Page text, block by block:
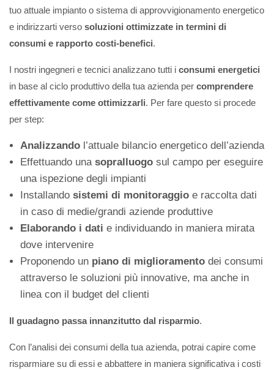
tuo attuale impianto o sistema di approvvigionamento energetico
e indirizzarti verso soluzioni ottimizzate in termini di
consumi e rapporto costi-benefici.
I nostri ingegneri e tecnici analizzano tutti i consumi energetici
in base al ciclo produttivo della tua azienda per comprendere
effettivamente come ottimizzarli. Per fare questo si procede
per step:
Analizzando l’attuale bilancio energetico dell’azienda
Effettuando una sopralluogo sul campo per eseguire
una ispezione degli impianti
Installando sistemi di monitoraggio e raccolta dati
in caso di medie/grandi aziende produttive
Elaborando i dati e individuando in maniera mirata
dove intervenire
Proponendo un piano di miglioramento dei consumi
attraverso le soluzioni più innovative, ma anche in
linea con il budget del clienti
Il guadagno passa innanzitutto dal risparmio.
Con l’analisi dei consumi della tua azienda, potrai capire come
risparmiare su di essi e abbattere in maniera significativa i costi